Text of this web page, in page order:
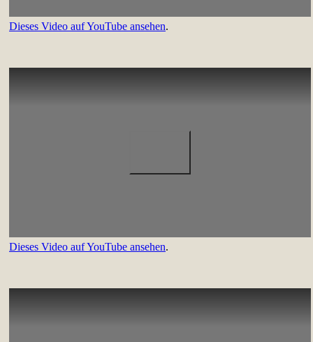
Dieses Video auf YouTube ansehen.
Dieses Video auf YouTube ansehen.